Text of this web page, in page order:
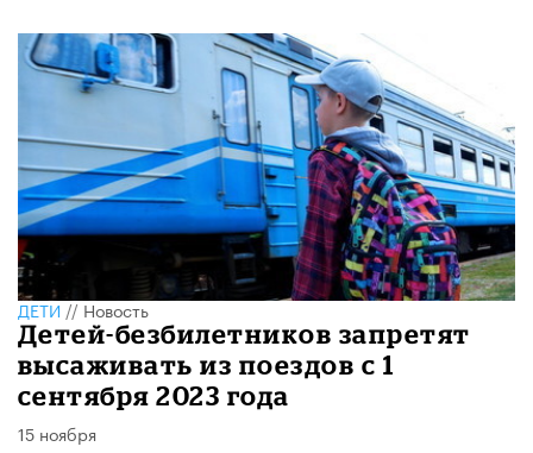
ДЕТИ//Новость
Детей-безбилетников запретят
высаживать из поездов с 1
сентября 2023 года
15 ноября